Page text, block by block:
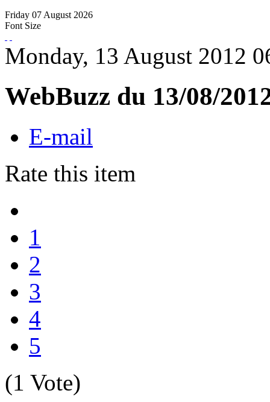
Friday 07 August 2026
Font Size
Monday, 13 August 2012
WebBuzz du 13/08/
E-mail
Rate this item
1
2
3
4
5
(1 Vote)